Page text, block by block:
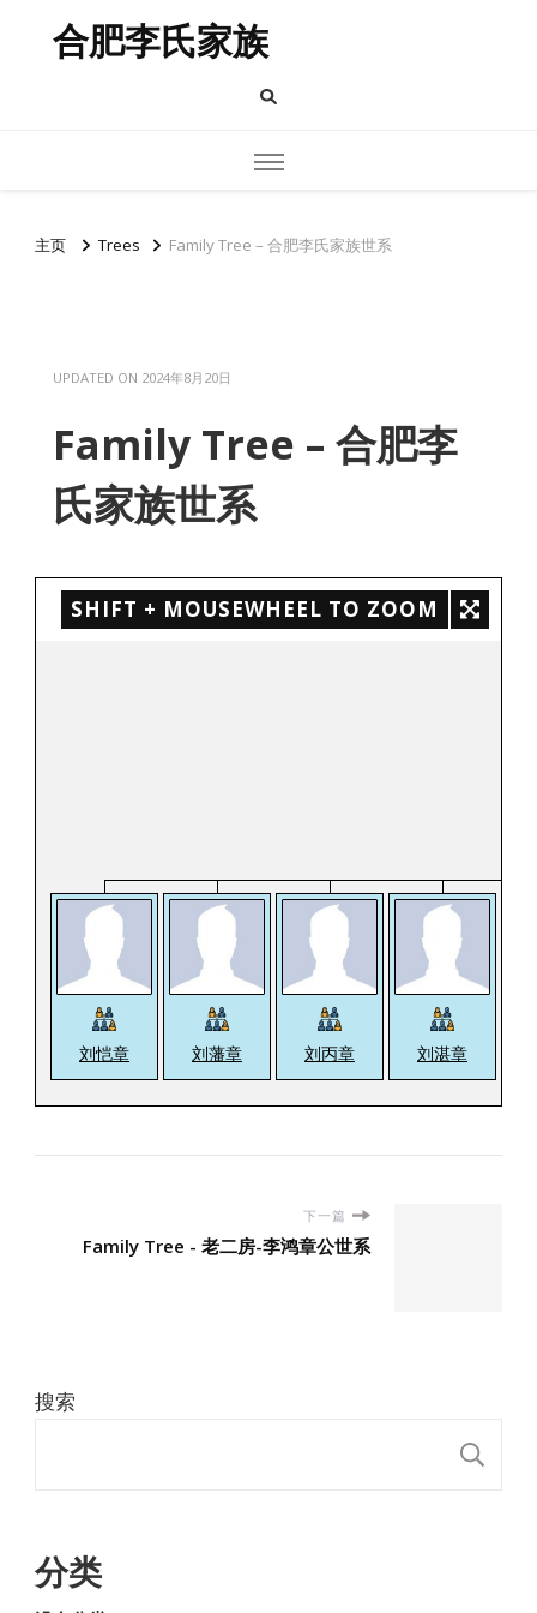
合肥李氏家族
主页 Trees Family Tree – 合肥李氏家族世系
UPDATED ON 2024年8月20日
Family Tree – 合肥李
氏家族世系
SHIFT + MOUSEWHEEL TO ZOOM
刘恺章 刘藩章 刘丙章 刘湛章
下一篇
Family Tree - 老二房-李鸿章公世系
搜索
分类